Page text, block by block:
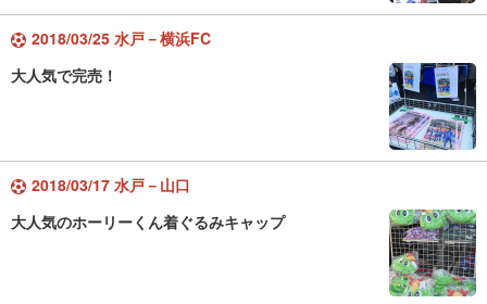
2018/03/25 水戸－横浜FC
大人気で完売！
2018/03/17 水戸－山口
大人気のホーリーくん着ぐるみキャップ